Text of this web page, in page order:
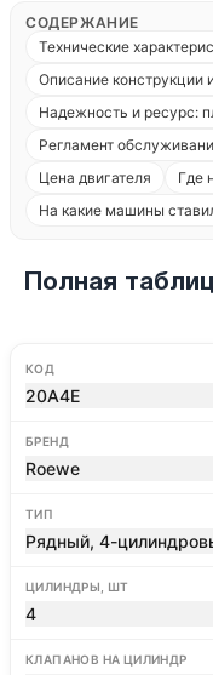
СОДЕРЖАНИЕ
Технические
Описание конструкции
Надежность и ресурс:
Регламент
Цена двигателя
Где
На какие машины
Полная
КОД
20A4E
БРЕНД
Roewe
ТИП
Рядный, 4-
ЦИЛИНДРЫ, ШТ
4
КЛАПАНОВ НА ЦИЛИНДР